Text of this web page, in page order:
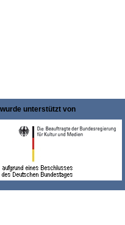
wurde unterstützt von